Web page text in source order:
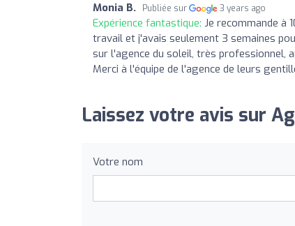
Monia B. Publiée sur 3 years ago
Expérience fantastique: Je recommande à
travail et j'avais seulement 3 semaines
sur l'agence du soleil, très professionnel,
Merci à l'équipe de l'agence de leurs
Laissez votre avis sur
Votre nom